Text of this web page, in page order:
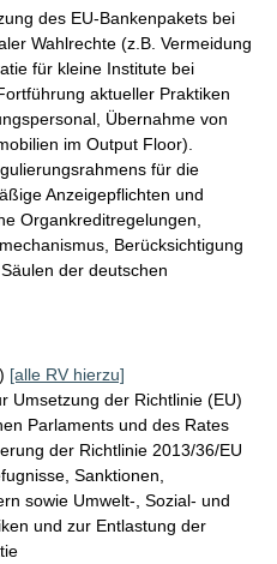
des EU-Bankenpakets bei
Wahlrechte (z.B. Vermeidung
für kleine Institute bei
aktueller Praktiken
Übernahme von
im Output Floor).
für die
Anzeigepflichten und
Organkreditregelungen,
Berücksichtigung
der deutschen
) [alle RV hierzu]
Umsetzung der Richtlinie (EU)
Parlaments und des Rates
der Richtlinie 2013/36/EU
Sanktionen,
sowie Umwelt-, Sozial- und
und zur Entlastung der